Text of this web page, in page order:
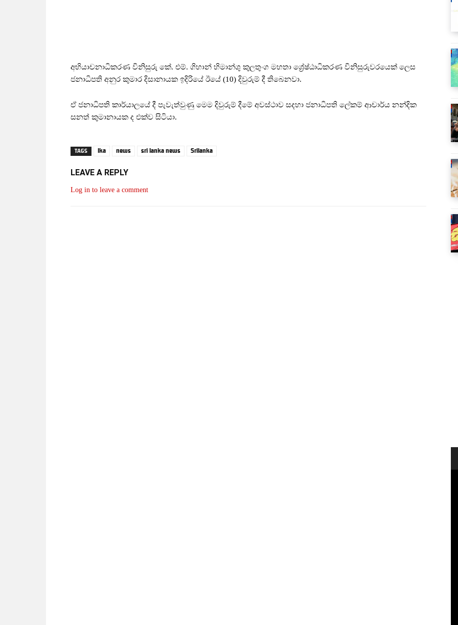
අභියාචනාධිකරණ විනිසුරු කේ. එම්. ගිහාන් හිමාන්ශු කුලතුංග මහතා ශ්‍රේෂ්ඨාධිකරණ විනිසුරුවරයෙක් ලෙස
ජනාධිපති අනුර කුමාර දිසානායක ඉදිරියේ ඊයේ (10) දිවුරුම් දී තිබෙනවා.
ඒ ජනාධිපති කාර්යාලයේ දී පැවැත්වුණු මෙම දිවුරුම් දීමේ අවස්ථාව සදහා ජනාධිපති ලේකම් ආචාර්ය නන්දික
සනත් කුමානායක ද එක්ව සිටියා.
TAGS lka news sri lanka news Srilanka
LEAVE A REPLY
Log in to leave a comment